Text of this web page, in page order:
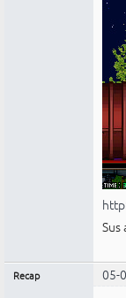
Sus
Recap 05-